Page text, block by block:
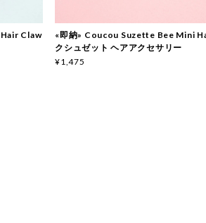
Claw
«即納» Coucou Suzette Bee Mini
クシュゼット ヘアアクセサリー
¥1,475